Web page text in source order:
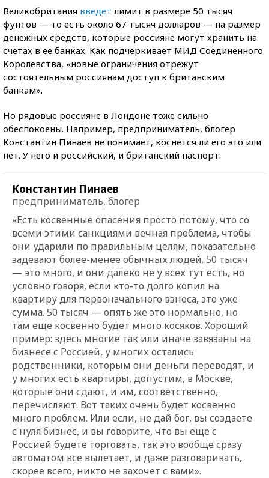
Великобритания введет лимит в размере 50 тысяч
фунтов — то есть около 67 тысяч долларов — на размер
денежных средств, которые россияне могут хранить на
счетах в ее банках. Как подчеркивает МИД Соединенного
Королевства, «новые ограничения отрежут
состоятельным россиянам доступ к британским
банкам».
Но рядовые россияне в Лондоне тоже сильно
обеспокоены. Например, предприниматель, блогер
Константин Пинаев не понимает, коснется ли его это или
нет. У него и российский, и британский паспорт:
Константин Пинаев
предприниматель, блогер
«Есть косвенные опасения просто потому, что со
всеми этими санкциями вечная проблема, чтобы
они ударили по правильным целям, показательно
задевают более-менее обычных людей. 50 тысяч
— это много, и они далеко не у всех тут есть, но
условно говоря, если кто-то долго копил на
квартиру для первоначального взноса, это уже
сумма. 50 тысяч — опять же это нормально, но
там еще косвенно будет много косяков. Хороший
пример: здесь многие так или иначе завязаны на
бизнесе с Россией, у многих остались
родственники, которым они деньги переводят, и
у многих есть квартиры, допустим, в Москве,
которые они сдают, и им, соответственно,
перечисляют. Вот таких очень будет косвенно
много проблем. Или если, не дай бог, вы создаете
с нуля бизнес, и вы говорите, что вы еще с
Россией будете торговать, так это вообще сразу
автоматом все вылетает, и даже разговаривать,
скорее всего, никто не захочет с вами».